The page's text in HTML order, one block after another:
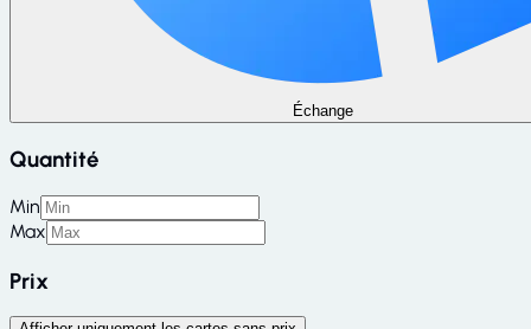
Échange
Quantité
Min
Max
Prix